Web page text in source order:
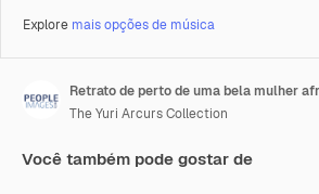
Explore mais opções de música
The Yuri Arcurs Collection
Você também pode gostar de